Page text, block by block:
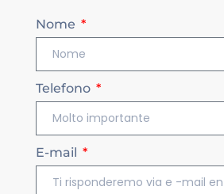
Nome
Telefono
E-mail